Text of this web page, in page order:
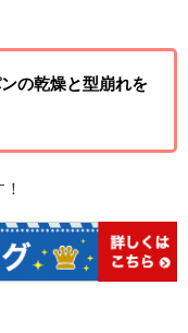
の乾燥と型崩れを